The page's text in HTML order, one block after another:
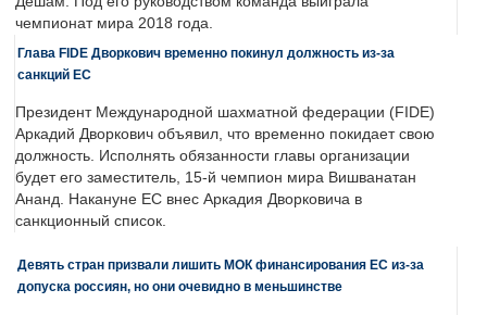
чемпионат мира 2018 года.
Глава FIDE Дворкович временно покинул должность из-за
санкций ЕС
Президент Международной шахматной федерации (FIDE)
Аркадий Дворкович объявил, что временно покидает свою
должность. Исполнять обязанности главы организации
будет его заместитель, 15-й чемпион мира Вишванатан
Ананд. Накануне ЕС внес Аркадия Дворковича в
санкционный список.
Девять стран призвали лишить МОК финансирования ЕС из-за
допуска россиян, но они очевидно в меньшинстве